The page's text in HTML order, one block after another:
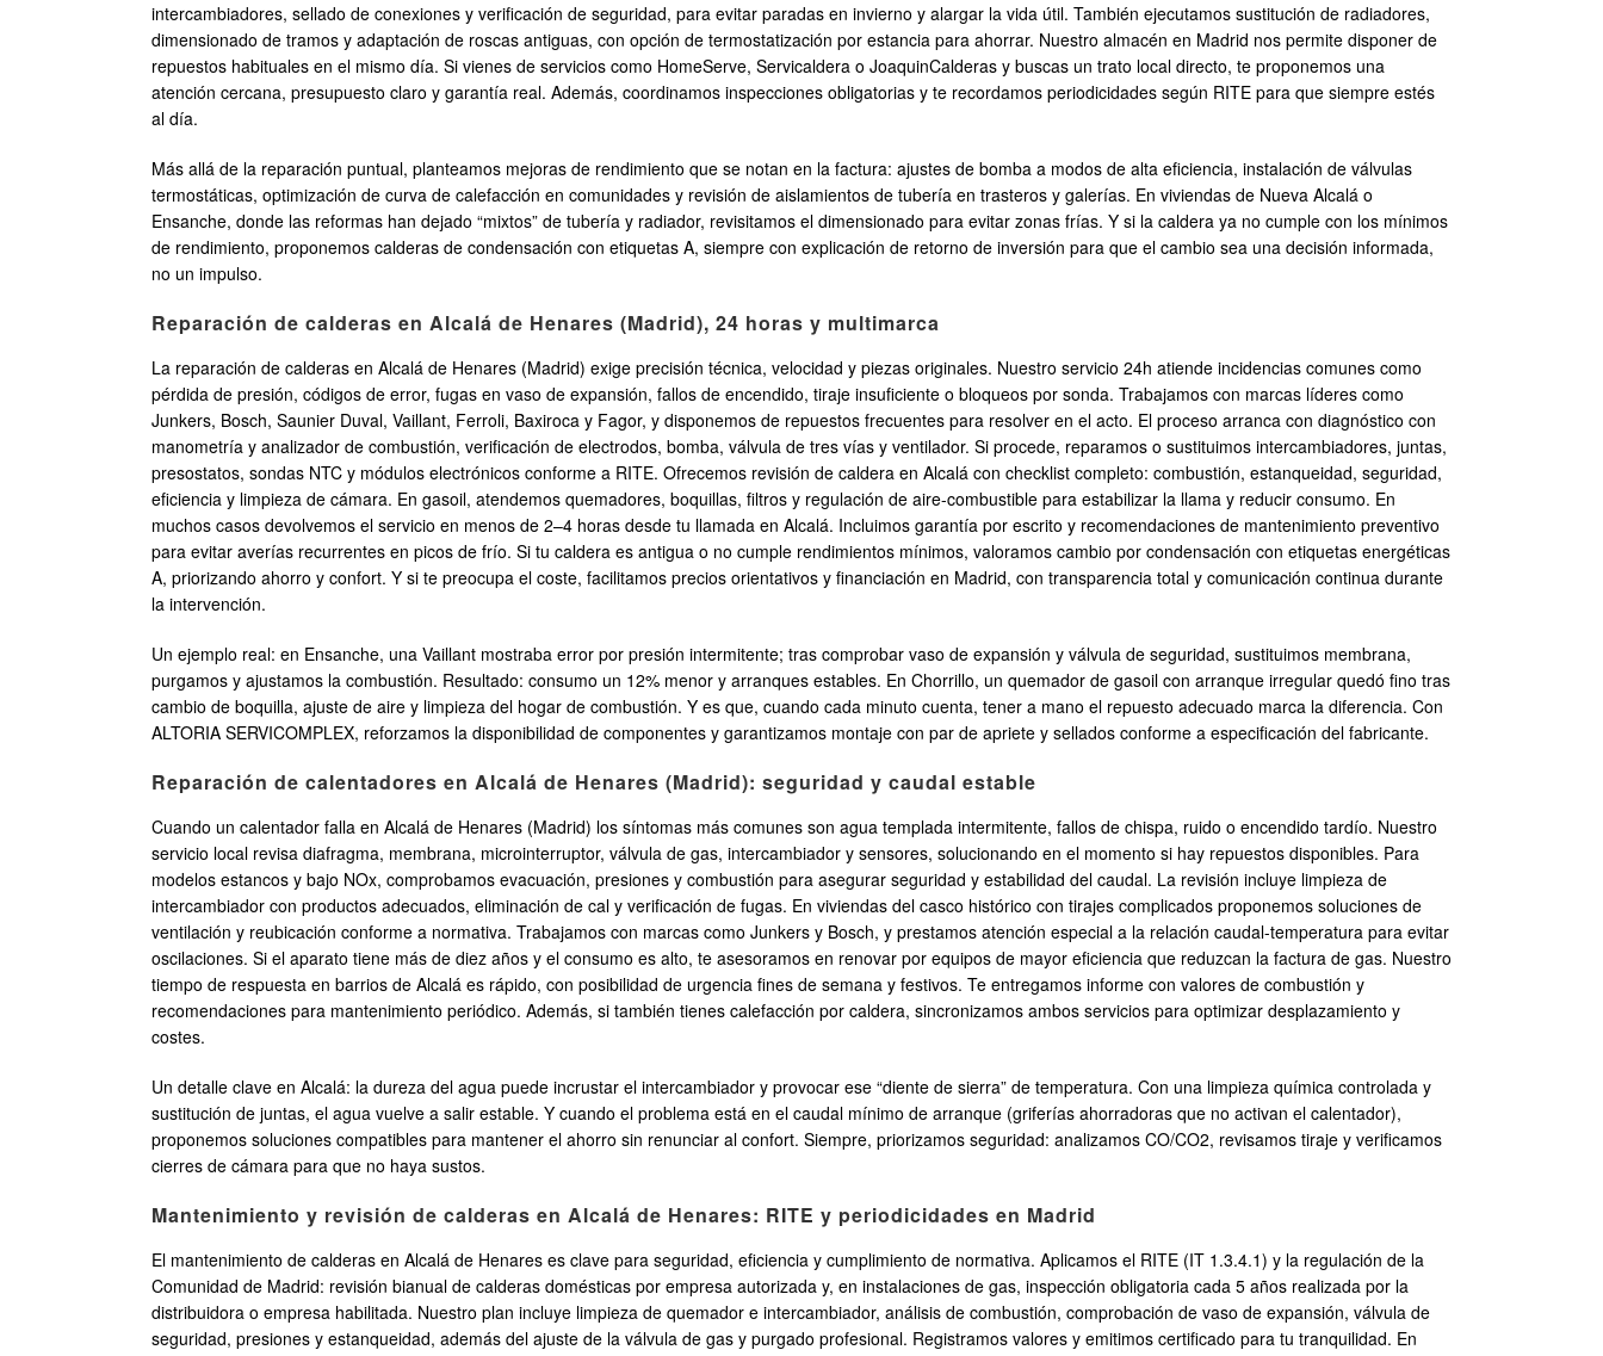
intercambiadores, sellado de conexiones y verificación de seguridad, para evitar paradas en invierno y alargar la vida útil. También ejecutamos sustitución de radiadores,
dimensionado de tramos y adaptación de roscas antiguas, con opción de termostatización por estancia para ahorrar. Nuestro almacén en Madrid nos permite disponer de
repuestos habituales en el mismo día. Si vienes de servicios como HomeServe, Servicaldera o JoaquinCalderas y buscas un trato local directo, te proponemos una
atención cercana, presupuesto claro y garantía real. Además, coordinamos inspecciones obligatorias y te recordamos periodicidades según RITE para que siempre estés
al día.
Más allá de la reparación puntual, planteamos mejoras de rendimiento que se notan en la factura: ajustes de bomba a modos de alta eficiencia, instalación de válvulas
termostáticas, optimización de curva de calefacción en comunidades y revisión de aislamientos de tubería en trasteros y galerías. En viviendas de Nueva Alcalá o
Ensanche, donde las reformas han dejado “mixtos” de tubería y radiador, revisitamos el dimensionado para evitar zonas frías. Y si la caldera ya no cumple con los mínimos
de rendimiento, proponemos calderas de condensación con etiquetas A, siempre con explicación de retorno de inversión para que el cambio sea una decisión informada,
no un impulso.
Reparación de calderas en Alcalá de Henares (Madrid), 24 horas y multimarca
La reparación de calderas en Alcalá de Henares (Madrid) exige precisión técnica, velocidad y piezas originales. Nuestro servicio 24h atiende incidencias comunes como
pérdida de presión, códigos de error, fugas en vaso de expansión, fallos de encendido, tiraje insuficiente o bloqueos por sonda. Trabajamos con marcas líderes como
Junkers, Bosch, Saunier Duval, Vaillant, Ferroli, Baxiroca y Fagor, y disponemos de repuestos frecuentes para resolver en el acto. El proceso arranca con diagnóstico con
manometría y analizador de combustión, verificación de electrodos, bomba, válvula de tres vías y ventilador. Si procede, reparamos o sustituimos intercambiadores, juntas,
presostatos, sondas NTC y módulos electrónicos conforme a RITE. Ofrecemos revisión de caldera en Alcalá con checklist completo: combustión, estanqueidad, seguridad,
eficiencia y limpieza de cámara. En gasoil, atendemos quemadores, boquillas, filtros y regulación de aire-combustible para estabilizar la llama y reducir consumo. En
muchos casos devolvemos el servicio en menos de 2–4 horas desde tu llamada en Alcalá. Incluimos garantía por escrito y recomendaciones de mantenimiento preventivo
para evitar averías recurrentes en picos de frío. Si tu caldera es antigua o no cumple rendimientos mínimos, valoramos cambio por condensación con etiquetas energéticas
A, priorizando ahorro y confort. Y si te preocupa el coste, facilitamos precios orientativos y financiación en Madrid, con transparencia total y comunicación continua durante
la intervención.
Un ejemplo real: en Ensanche, una Vaillant mostraba error por presión intermitente; tras comprobar vaso de expansión y válvula de seguridad, sustituimos membrana,
purgamos y ajustamos la combustión. Resultado: consumo un 12% menor y arranques estables. En Chorrillo, un quemador de gasoil con arranque irregular quedó fino tras
cambio de boquilla, ajuste de aire y limpieza del hogar de combustión. Y es que, cuando cada minuto cuenta, tener a mano el repuesto adecuado marca la diferencia. Con
ALTORIA SERVICOMPLEX, reforzamos la disponibilidad de componentes y garantizamos montaje con par de apriete y sellados conforme a especificación del fabricante.
Reparación de calentadores en Alcalá de Henares (Madrid): seguridad y caudal estable
Cuando un calentador falla en Alcalá de Henares (Madrid) los síntomas más comunes son agua templada intermitente, fallos de chispa, ruido o encendido tardío. Nuestro
servicio local revisa diafragma, membrana, microinterruptor, válvula de gas, intercambiador y sensores, solucionando en el momento si hay repuestos disponibles. Para
modelos estancos y bajo NOx, comprobamos evacuación, presiones y combustión para asegurar seguridad y estabilidad del caudal. La revisión incluye limpieza de
intercambiador con productos adecuados, eliminación de cal y verificación de fugas. En viviendas del casco histórico con tirajes complicados proponemos soluciones de
ventilación y reubicación conforme a normativa. Trabajamos con marcas como Junkers y Bosch, y prestamos atención especial a la relación caudal-temperatura para evitar
oscilaciones. Si el aparato tiene más de diez años y el consumo es alto, te asesoramos en renovar por equipos de mayor eficiencia que reduzcan la factura de gas. Nuestro
tiempo de respuesta en barrios de Alcalá es rápido, con posibilidad de urgencia fines de semana y festivos. Te entregamos informe con valores de combustión y
recomendaciones para mantenimiento periódico. Además, si también tienes calefacción por caldera, sincronizamos ambos servicios para optimizar desplazamiento y
costes.
Un detalle clave en Alcalá: la dureza del agua puede incrustar el intercambiador y provocar ese “diente de sierra” de temperatura. Con una limpieza química controlada y
sustitución de juntas, el agua vuelve a salir estable. Y cuando el problema está en el caudal mínimo de arranque (griferías ahorradoras que no activan el calentador),
proponemos soluciones compatibles para mantener el ahorro sin renunciar al confort. Siempre, priorizamos seguridad: analizamos CO/CO2, revisamos tiraje y verificamos
cierres de cámara para que no haya sustos.
Mantenimiento y revisión de calderas en Alcalá de Henares: RITE y periodicidades en Madrid
El mantenimiento de calderas en Alcalá de Henares es clave para seguridad, eficiencia y cumplimiento de normativa. Aplicamos el RITE (IT 1.3.4.1) y la regulación de la
Comunidad de Madrid: revisión bianual de calderas domésticas por empresa autorizada y, en instalaciones de gas, inspección obligatoria cada 5 años realizada por la
distribuidora o empresa habilitada. Nuestro plan incluye limpieza de quemador e intercambiador, análisis de combustión, comprobación de vaso de expansión, válvula de
seguridad, presiones y estanqueidad, además del ajuste de la válvula de gas y purgado profesional. Registramos valores y emitimos certificado para tu tranquilidad. En